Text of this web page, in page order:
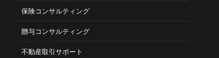
保険コンサルティング
贈与コンサルティング
不動産取引サポート